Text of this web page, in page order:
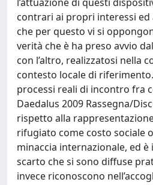
contrari ai propri interessi ed
che per questo vi si
verità che è ha preso avvio
con l’altro, realizzatosi nella
contesto locale di
processi reali di incontro fra
Daedalus 2009 Rassegna/
rispetto alla
rifugiato come costo sociale
minaccia internazionale, ed
scarto che si sono diffuse
invece riconoscono